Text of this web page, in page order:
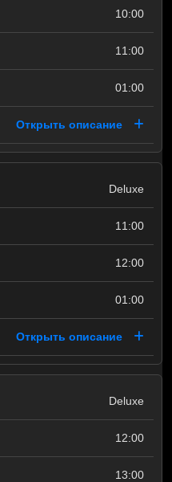
10:00
11:00
01:00
Открыть описание
Deluxe
11:00
12:00
01:00
Открыть описание
Deluxe
12:00
13:00